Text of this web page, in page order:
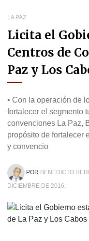
LA PAZ
Licita el
Centros de
Paz y Los
• Con la operación de
fortalecer el segmento
convenciones La Paz,
propósito de fortalecer
y convencio
POR BENEDICTO
DICIEMBRE DE 2016.